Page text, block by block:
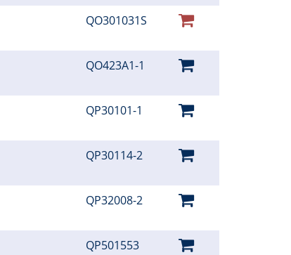
QO301031S
QO423A1-1
QP30101-1
QP30114-2
QP32008-2
QP501553